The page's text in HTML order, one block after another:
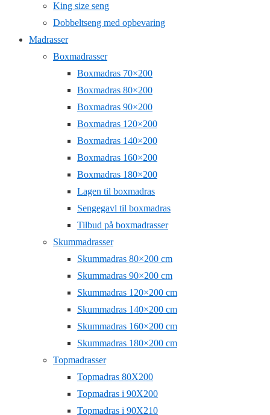
King size seng
Dobbeltseng med opbevaring
Madrasser
Boxmadrasser
Boxmadras 70×200
Boxmadras 80×200
Boxmadras 90×200
Boxmadras 120×200
Boxmadras 140×200
Boxmadras 160×200
Boxmadras 180×200
Lagen til boxmadras
Sengegavl til boxmadras
Tilbud på boxmadrasser
Skummadrasser
Skummadras 80×200 cm
Skummadras 90×200 cm
Skummadras 120×200 cm
Skummadras 140×200 cm
Skummadras 160×200 cm
Skummadras 180×200 cm
Topmadrasser
Topmadras 80X200
Topmadras i 90X200
Topmadras i 90X210